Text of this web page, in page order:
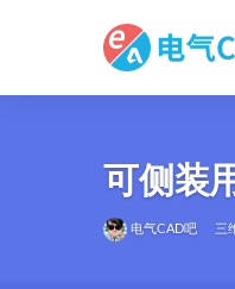
可侧装
电气CAD吧 三